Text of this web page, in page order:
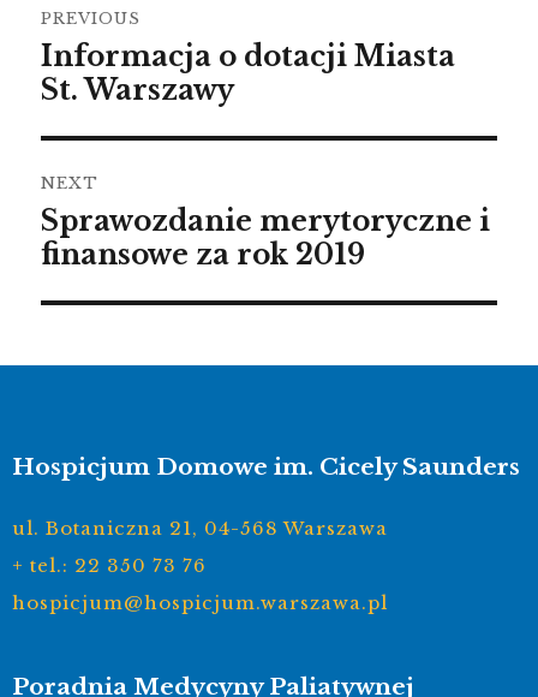
PREVIOUS
Informacja o dotacji Miasta
St. Warszawy
NEXT
Sprawozdanie merytoryczne i
finansowe za rok 2019
Hospicjum Domowe im. Cicely Saunders
ul. Botaniczna 21, 04-568 Warszawa
+ tel.: 22 350 73 76
hospicjum@hospicjum.warszawa.pl
Poradnia Medycyny Paliatywnej